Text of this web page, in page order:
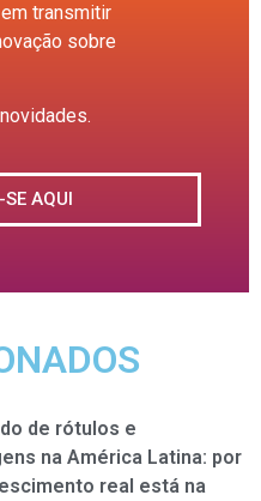
transmitir
sobre
SE AQUI
de rótulos e
na América Latina: por
real está na